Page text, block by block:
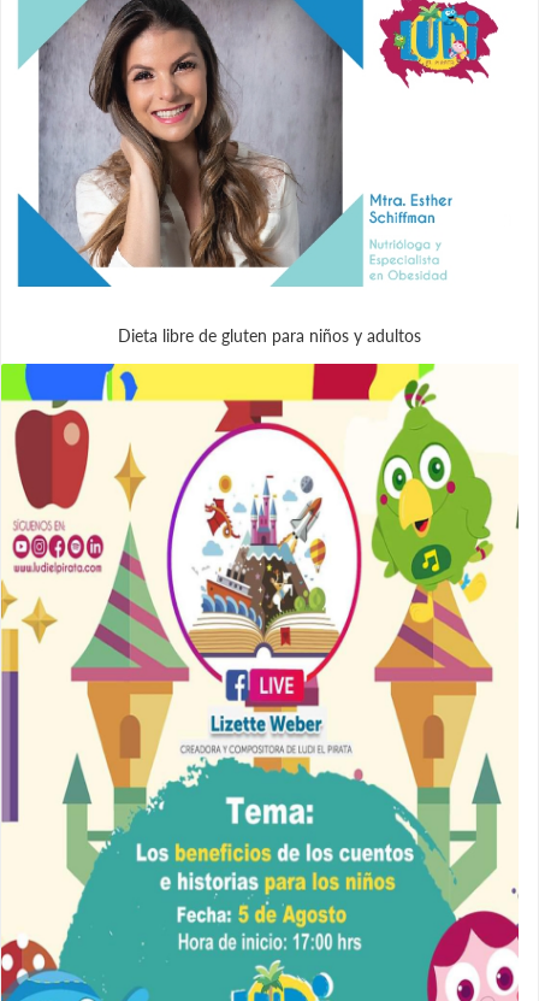
Dieta libre de gluten para niños y adultos